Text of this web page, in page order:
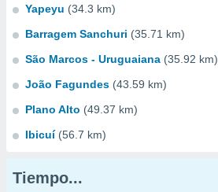
Yapeyu (34.3 km)
Barragem Sanchuri (35.71 km)
São Marcos - Uruguaiana (35.92 km)
João Fagundes (43.59 km)
Plano Alto (49.37 km)
Ibicuí (56.7 km)
Tiempo...